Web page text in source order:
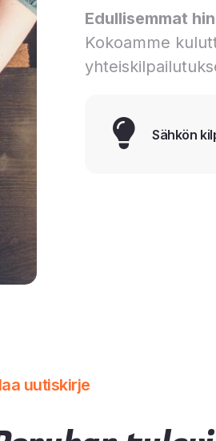
Edullisemmat
Kokoamme
Sähkön
uutiskirje